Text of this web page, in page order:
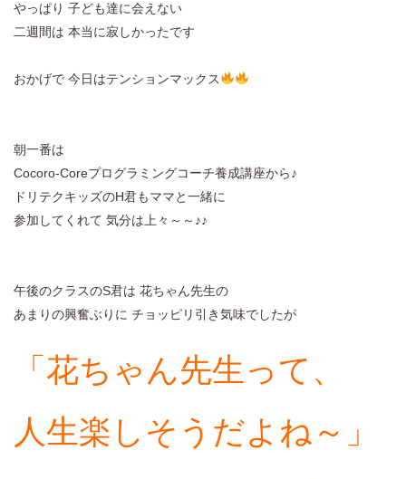
やっぱり 子ども達に会えない
二週間は 本当に寂しかったです
おかげで 今日はテンションマックス
朝一番は
Cocoro-Coreプログラミングコーチ養成講座から♪
ドリテクキッズのH君もママと一緒に
参加してくれて 気分は上々～～♪♪
午後のクラスのS君は 花ちゃん先生の
あまりの興奮ぶりに チョッピリ引き気味でしたが
「花ちゃん先生って、
人生楽しそうだよね～」